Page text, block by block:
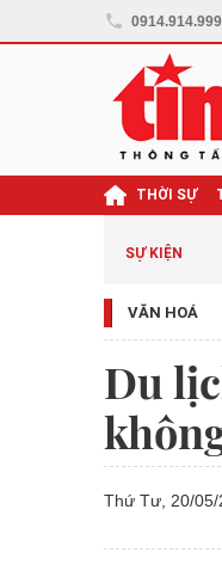
0914.914.999
THỜI SỰ
SỰ KIỆN
VĂN HOÁ
Du
Thứ Tư, 20/05/